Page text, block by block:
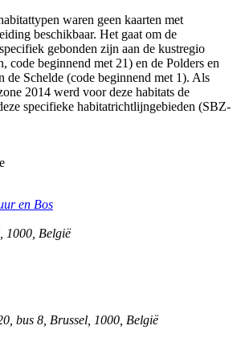
waren geen kaarten met
beschikbaar. Het gaat om de
gebonden zijn aan de kustregio
code beginnend met 21) en de Polders en
de Schelde (code beginnend met 1). Als
2014 werd voor deze habitats de
specifieke habitatrichtlijngebieden (SBZ-
en Bos
1000 België
bus 8 Brussel 1000 België